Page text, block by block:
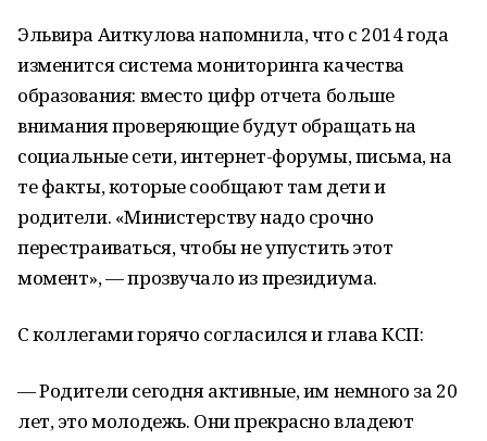
Эльвира Аиткулова напомнила, что с 2014 года
изменится система мониторинга качества
образования: вместо цифр отчета больше
внимания проверяющие будут обращать на
социальные сети, интернет-форумы, письма, на
те факты, которые сообщают там дети и
родители. «Министерству надо срочно
перестраиваться, чтобы не упустить этот
момент», — прозвучало из президиума.
С коллегами горячо согласился и глава КСП:
— Родители сегодня активные, им немного за 20
лет, это молодежь. Они прекрасно владеют